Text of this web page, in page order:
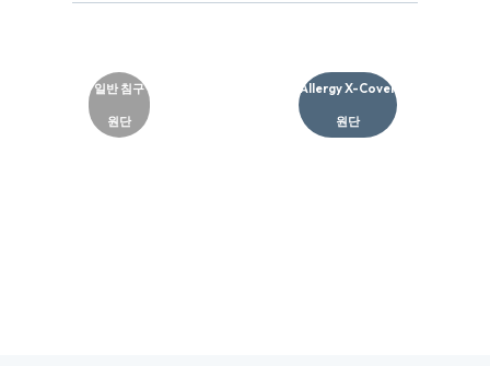
일반 침구
원단
Allergy X-Cover
원단​